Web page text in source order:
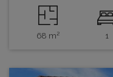
68 m² 1